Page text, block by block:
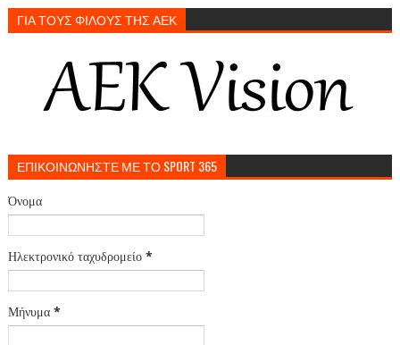
ΓΙΑ ΤΟΥΣ ΦΙΛΟΥΣ ΤΗΣ ΑΕΚ
ΕΠΙΚΟΙΝΩΝΗΣΤΕ ΜΕ ΤΟ SPORT 365
Όνομα
Ηλεκτρονικό ταχυδρομείο *
Μήνυμα *